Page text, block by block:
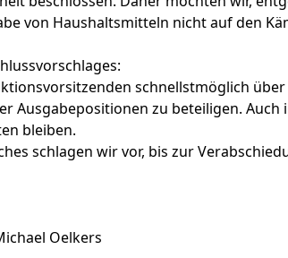
von Haushaltsmitteln nicht auf den
schnellstmöglich
Ausgabepositionen zu beteiligen.
bleiben.
schlagen wir vor, bis zur
Oelkers